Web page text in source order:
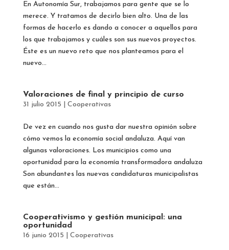
En Autonomía Sur, trabajamos para gente que se lo
merece. Y tratamos de decirlo bien alto. Una de las
formas de hacerlo es dando a conocer a aquellos para
los que trabajamos y cuáles son sus nuevos proyectos.
Éste es un nuevo reto que nos planteamos para el
nuevo...
Valoraciones de final y principio de curso
31 julio 2015 Cooperativas
De vez en cuando nos gusta dar nuestra opinión sobre
cómo vemos la economía social andaluza. Aquí van
algunas valoraciones. Los municipios como una
oportunidad para la economía transformadora andaluza
Son abundantes las nuevas candidaturas municipalistas
que están...
Cooperativismo y gestión municipal: una
oportunidad
16 junio 2015 Cooperativas